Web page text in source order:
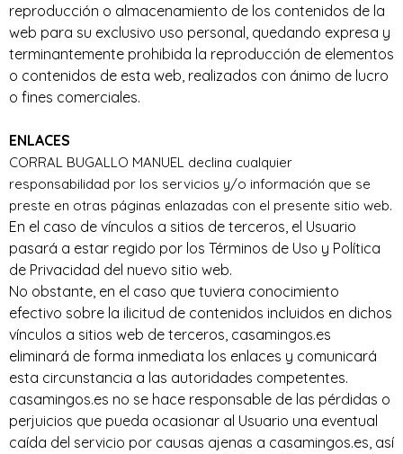
reproducción o almacenamiento de los contenidos de la
web para su exclusivo uso personal, quedando expresa y
terminantemente prohibida la reproducción de elementos
o contenidos de esta web, realizados con ánimo de lucro
o fines comerciales.
ENLACES
CORRAL BUGALLO MANUEL declina cualquier
responsabilidad por los servicios y/o información que se
preste en otras páginas enlazadas con el presente sitio web.
En el caso de vínculos a sitios de terceros, el Usuario
pasará a estar regido por los Términos de Uso y Política
de Privacidad del nuevo sitio web.
No obstante, en el caso que tuviera conocimiento
efectivo sobre la ilicitud de contenidos incluidos en dichos
vínculos a sitios web de terceros, casamingos.es
eliminará de forma inmediata los enlaces y comunicará
esta circunstancia a las autoridades competentes.
casamingos.es no se hace responsable de las pérdidas o
perjuicios que pueda ocasionar al Usuario una eventual
caída del servicio por causas ajenas a casamingos.es, así